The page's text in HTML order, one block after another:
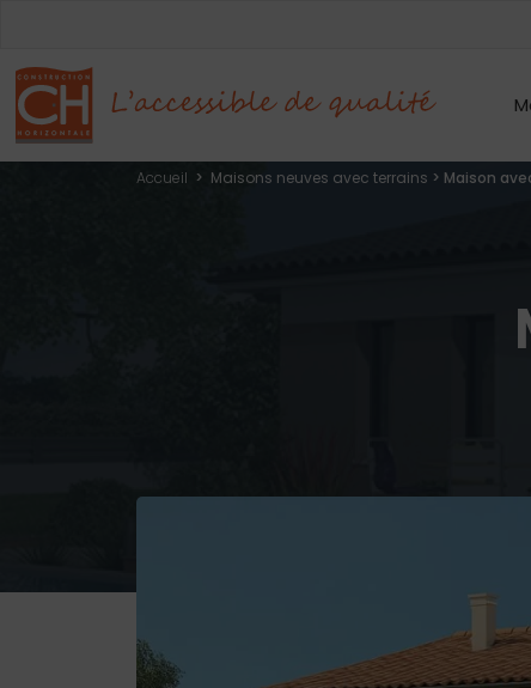
Accueil > Maisons neuves avec terrains > Maison